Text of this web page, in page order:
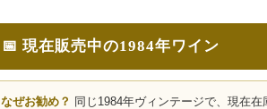
📅 現在販売中の1984年ワイン
なぜお勧め？ 同じ1984年ヴィンテージで、現在